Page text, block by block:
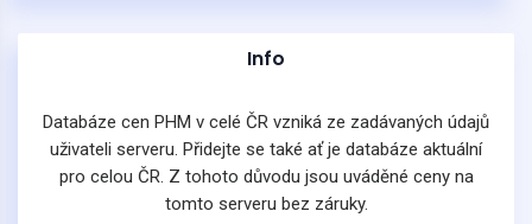
Info
Databáze cen PHM v celé ČR vzniká ze zadávaných údajů
uživateli serveru. Přidejte se také ať je databáze aktuální
pro celou ČR. Z tohoto důvodu jsou uváděné ceny na
tomto serveru bez záruky.